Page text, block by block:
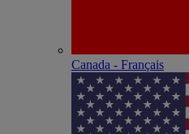
Canada - Français